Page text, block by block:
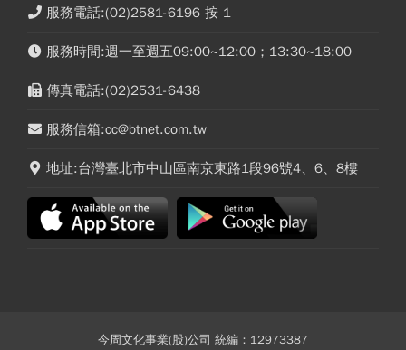
服務電話:(02)2581-6196 按 1
服務時間:週一至週五09:00~12:00；13:30~18:00
傳真電話:(02)2531-6438
服務信箱:cc@btnet.com.tw
地址:台灣臺北市中山區南京東路1段96號4、6、8樓
今周文化事業(股)公司 統編：12973387